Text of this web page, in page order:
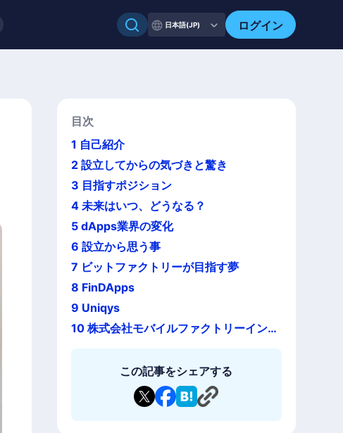
日本語(JP) ログイン
目次
1 自己紹介
2設立してからの気づきと驚き
3 目指すポジション
4未来はいつ、どうなる？
5dApps業界の変化
6設立から思う事
7 ビットファクトリーが目指す夢
8 FinDApps
9 Uniqys
10株式会社モバイルファクトリーインタ
この記事をシェアする